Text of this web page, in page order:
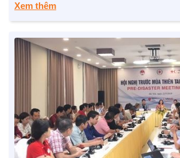
NHỊP CẦU NHÂN ÁI
Nhịp cầu Nhân ái VTV1
Địa chỉ nhân ái
Xem thêm